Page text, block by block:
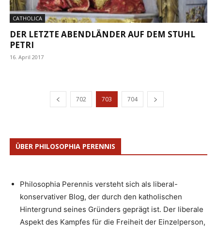
CATHOLICA
DER LETZTE ABENDLÄNDER AUF DEM STUHL
PETRI
16. April 2017
702 703 704
ÜBER PHILOSOPHIA PERENNIS
Philosophia Perennis versteht sich als liberal-
konservativer Blog, der durch den katholischen
Hintergrund seines Gründers geprägt ist. Der liberale
Aspekt des Kampfes für die Freiheit der Einzelperson,